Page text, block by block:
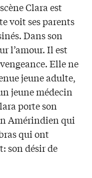
Clara est
voit ses parents
Dans son
l’amour. Il est
Elle ne
jeune adulte,
jeune médecin
porte son
Amérindien qui
qui ont
son désir de